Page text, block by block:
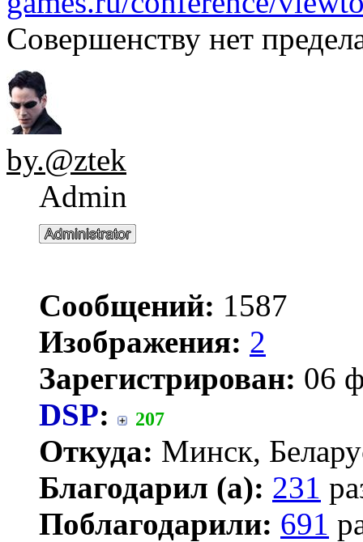
Совершенству нет
by.@ztek
Admin
Сообщений: 1587
Изображения: 2
Зарегистрирован: 06
DSP: 207
Откуда: Минск,
Благодарил (а): 231
Поблагодарили: 691